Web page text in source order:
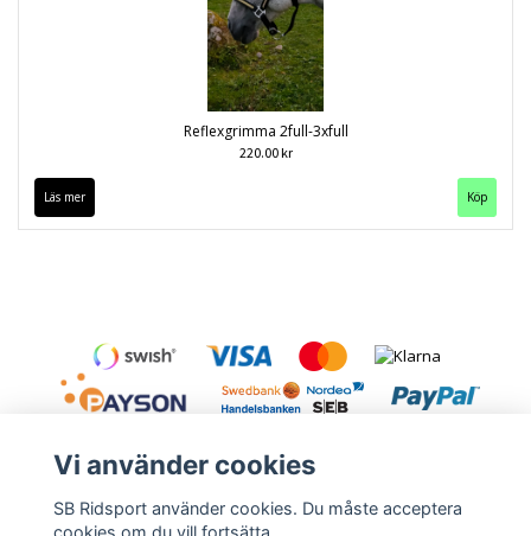
Reflexgrimma 2full-3xfull
220.00 kr
Läs mer Köp
Vi använder cookies
SB Ridsport använder cookies. Du måste acceptera
cookies om du vill fortsätta.